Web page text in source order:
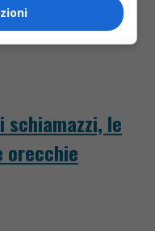
schiamazzi, le
orecchie